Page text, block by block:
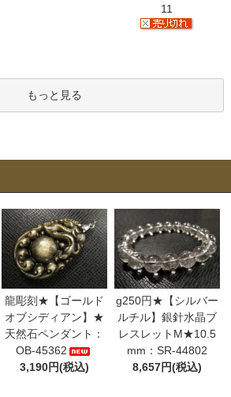
11
もっと見る
龍彫刻★【ゴールド
オブシディアン】★
天然石ペンダント：
OB-45362
3,190円(税込)
g250円★【シルバー
ルチル】銀針水晶ブ
レスレットM★10.5
mm：SR-44802
8,657円(税込)